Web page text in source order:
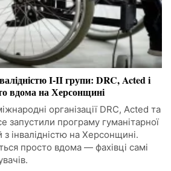
I-II групи: DRC, Acted і
вдома на Херсонщині
організації DRC, Acted та
запустили програму гуманітарної
інвалідністю на Херсонщині.
просто вдома — фахівці самі